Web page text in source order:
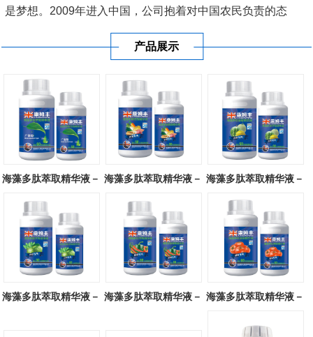
是梦想。2009年进入中国，公司抱着对中国农民负责的态
东、广西、海南等20多...
[查看详情]
产品展示
海藻多肽萃取精华液－
广谱型
海藻多肽萃取精华液－
块茎专用
海藻多肽萃取精华液－
瓜类专用
海藻多肽萃取精华液－ 海藻多肽萃取精华液－ 海藻多肽萃取精华液－